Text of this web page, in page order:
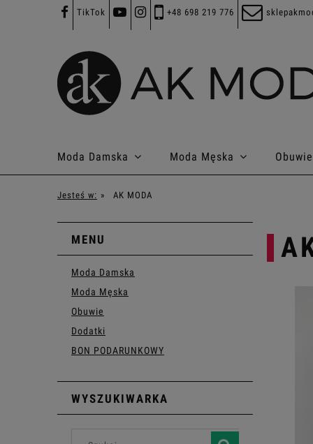
TikTok +48 698 219 776
Moda Damska Moda Męska Obuwie
Jesteś w: » AK MODA
MENU
Moda Damska
Moda Męska
Obuwie
Dodatki
BON PODARUNKOWY
WYSZUKIWARKA